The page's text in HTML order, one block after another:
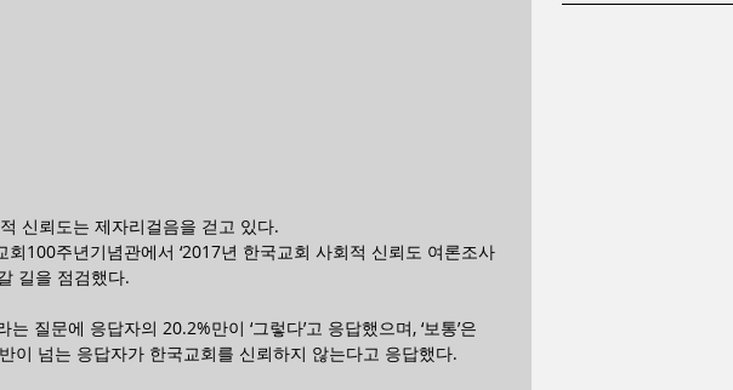
신뢰도는 제자리걸음을 걷고 있다.
100주년기념관에서 ‘2017년 한국교회 사회적 신뢰도 여론조사
길을 점검했다.
질문에 응답자의 20.2%만이 ‘그렇다’고 응답했으며, ‘보통’은
이 넘는 응답자가 한국교회를 신뢰하지 않는다고 응답했다.